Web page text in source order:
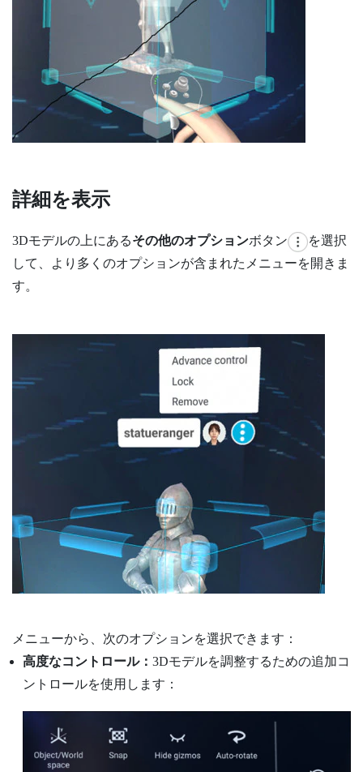
詳細を表示
3Dモデルの上にあるその他のオプションボタン
を選択
して、より多くのオプションが含まれたメニューを開きま
す。
メニューから、次のオプションを選択できます：
高度なコントロール： 3Dモデルを調整するための追加コ
ントロールを使用します：